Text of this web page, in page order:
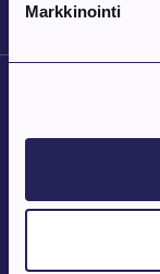
Markkinointi
Parkanon Kaupunki